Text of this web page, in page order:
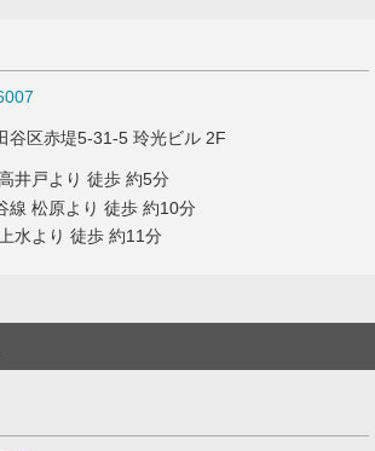
谷区赤堤5-31-5 玲光ビル 2F
井戸より 徒歩 約5分
線 松原より 徒歩 約10分
水より 徒歩 約11分